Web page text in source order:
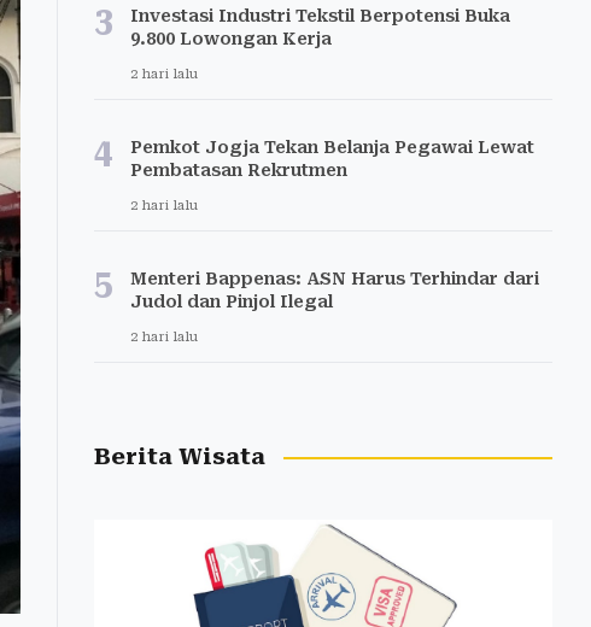
3
Investasi Industri Tekstil Berpotensi Buka
9.800 Lowongan Kerja
2 hari lalu
4
Pemkot Jogja Tekan Belanja Pegawai Lewat
Pembatasan Rekrutmen
2 hari lalu
5
Menteri Bappenas: ASN Harus Terhindar dari
Judol dan Pinjol Ilegal
2 hari lalu
Berita Wisata